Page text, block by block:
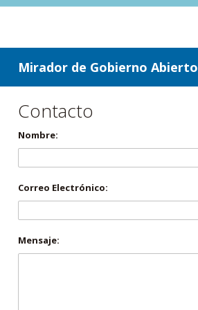
ir a contenido
ir al menú
Mirador de Gobierno Abierto
Contacto
Nombre:
Correo Electrónico:
Mensaje: